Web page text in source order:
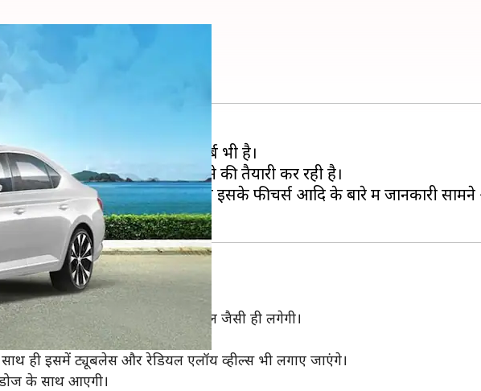
की जानकारी
करने वाली है, जिसमें से एक नई सुपर्ब भी है।
को भारतीय बाजार में लॉन्च करने की तैयारी कर रही है।
की है। हालांकि, लॉन्चिंग से पहले ही इसके फीचर्स आदि के बारे में जानकारी
यह वर्तमान में बाजार में मौजूदा मॉडल जैसी ही लगेगी।
जो इसे प्रीमियम लुक देगा।
ही इसमें ट्यूबलेस और रेडियल एलॉय व्हील्स भी लगाए जाएंगे।
के साथ आएगी।